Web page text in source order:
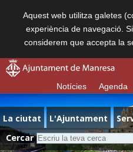
Aquest web utilitza galetes
experiència de navegació.
considerem que accepta la
Notícies Agenda
La ciutat L'Ajuntament
Cercar